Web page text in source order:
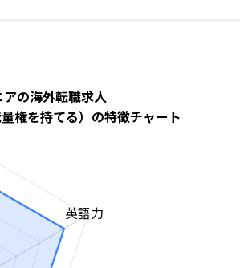
の海外転職求人
権を持てる）の特徴チャート
英語力